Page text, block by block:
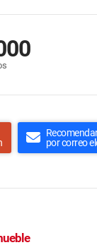
por correo